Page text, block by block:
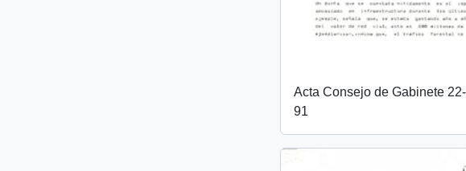
Acta Consejo de Gabinete
91